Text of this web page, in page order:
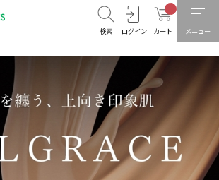
検索 ログイン カート メニュー